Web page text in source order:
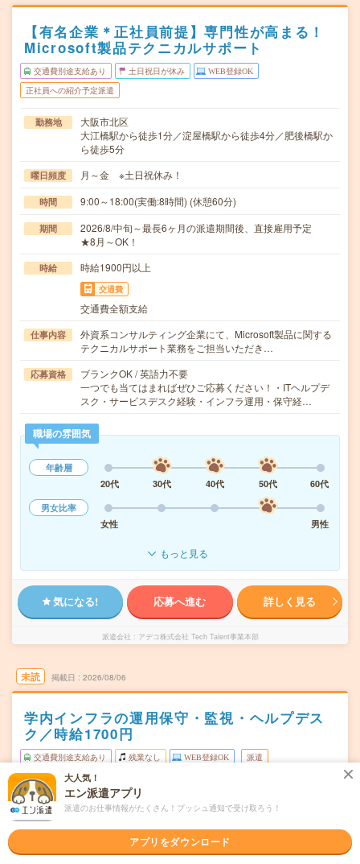
【有名企業＊正社員前提】専門性が高まる！
Microsoft製品テクニカルサポート
交通費別途支給あり 土日祝日が休み WEB登録OK
正社員への紹介予定派遣
勤務地
大阪市北区
大江橋駅から徒歩1分／淀屋橋駅から徒歩4分／肥後橋駅か
ら徒歩5分
曜日頻度 月～金 ※土日祝休み！
時間 9:00～18:00(実働:8時間) (休憩60分)
期間
2026/8/中旬～最長6ヶ月の派遣期間後、直接雇用予定
★8月～OK！
時給 時給1900円以上
交通費
交通費全額支給
仕事内容
外資系コンサルティング企業にて、Microsoft製品に関する
テクニカルサポート業務をご担当いただき…
応募資格
ブランクOK / 英語力不要
一つでも当てはまればぜひご応募ください！・ITヘルプデ
スク・サービスデスク経験・インフラ運用・保守経…
職場の雰囲気
年齢層
20代
30代 40代 50代
60代
男女比率
女性
男性
もっと見る
気になる! 応募へ進む 詳しく見る
派遣会社 アデコ株式会社 Tech Talent事業本部
未読 掲載日 2026/08/06
学内インフラの運用保守・監視・ヘルプデス
ク／時給1700円
交通費別途支給あり 残業なし WEB登録OK 派遣
勤務地
堺市南区
泉ケ丘駅から徒歩37分／金剛駅から徒歩48分／狭山駅から
徒歩50分
月・火・水・木・金・土 週5日
大人気！
エン派遣アプリ
派遣のお仕事情報がたくさん！プッシュ通知で受け取ろう！
アプリをダウンロード